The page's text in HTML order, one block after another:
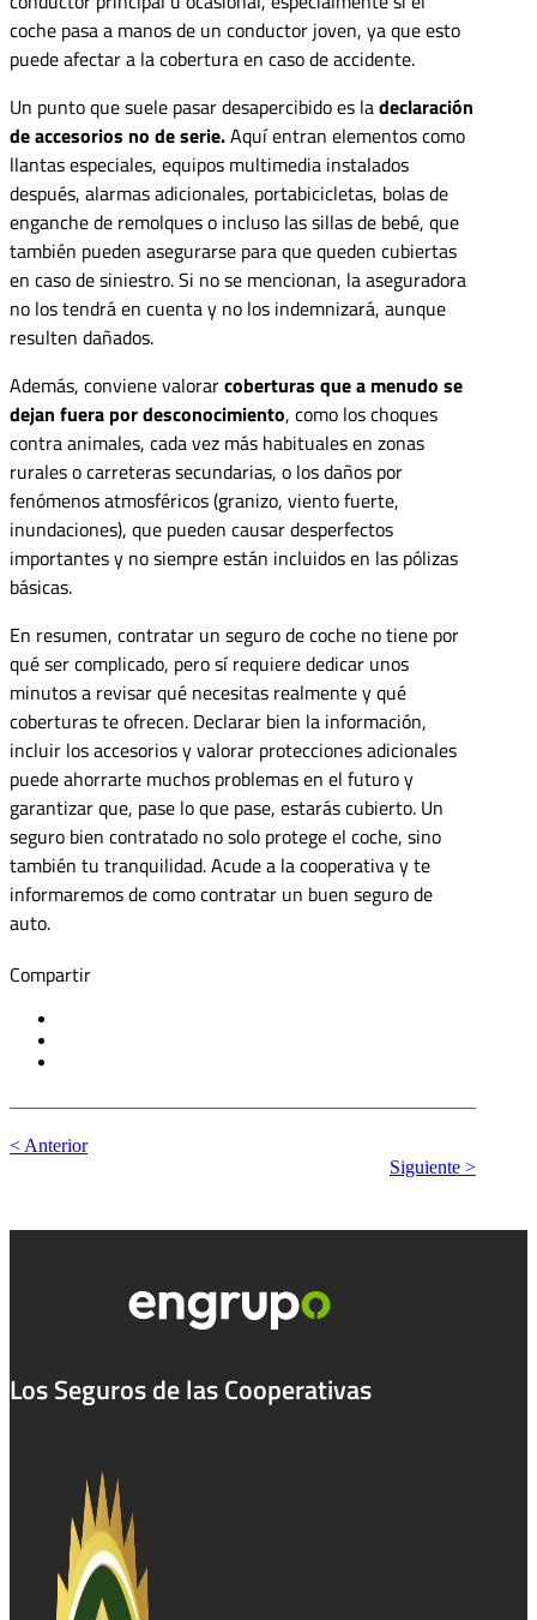
coche pasa a manos de un conductor joven, ya que esto
puede afectar a la cobertura en caso de accidente.
Un punto que suele pasar desapercibido es ladeclaración
de accesorios no de serie.Aquí entran elementos como
llantas especiales, equipos multimedia instalados
después, alarmas adicionales, portabicicletas, bolas de
enganche de remolques o incluso las sillas de bebé, que
también pueden asegurarse para que queden cubiertas
en caso de siniestro. Si no se mencionan, la aseguradora
no los tendrá en cuenta y no los indemnizará, aunque
resulten dañados.
Además, conviene valorarcoberturas que a menudo se
dejan fuera por desconocimiento, como los choques
contra animales, cada vez más habituales en zonas
rurales o carreteras secundarias, o los daños por
fenómenos atmosféricos (granizo, viento fuerte,
inundaciones), que pueden causar desperfectos
importantes y no siempre están incluidos en las pólizas
básicas.
En resumen, contratar un seguro de coche no tiene por
qué ser complicado, pero sí requiere dedicar unos
minutos a revisar qué necesitas realmente y qué
coberturas te ofrecen. Declarar bien la información,
incluir los accesorios y valorar protecciones adicionales
puede ahorrarte muchos problemas en el futuro y
garantizar que, pase lo que pase, estarás cubierto. Un
seguro bien contratado no solo protege el coche, sino
también tu tranquilidad. Acude a la cooperativa y te
informaremos de como contratar un buen seguro de
auto.
Compartir
< Anterior
Siguiente >
Los Seguros de las Cooperativas